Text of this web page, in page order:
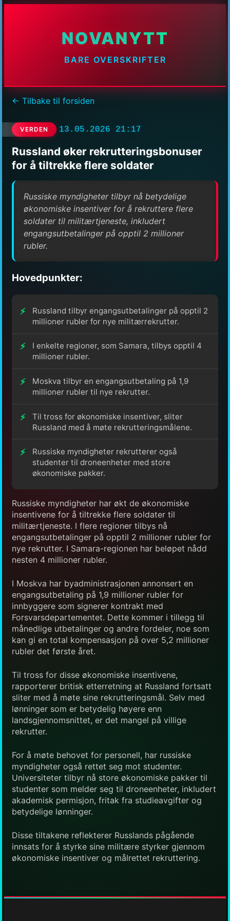
NOVANYTT
BARE OVERSKRIFTER
← Tilbake til forsiden
VERDEN 13.05.2026 21:17
Russland øker rekrutteringsbonuser
for å tiltrekke flere soldater
Russiske myndigheter tilbyr nå betydelige
økonomiske insentiver for å rekruttere flere
soldater til militærtjeneste, inkludert
engangsutbetalinger på opptil 2 millioner
rubler.
Hovedpunkter:
Russland tilbyr engangsutbetalinger på opptil 2
millioner rubler for nye militærrekrutter.
I enkelte regioner, som Samara, tilbys opptil 4
millioner rubler.
Moskva tilbyr en engangsutbetaling på 1,9
millioner rubler til nye rekrutter.
Til tross for økonomiske insentiver, sliter
Russland med å møte rekrutteringsmålene.
Russiske myndigheter rekrutterer også
studenter til droneenheter med store
økonomiske pakker.
Russiske myndigheter har økt de økonomiske
insentivene for å tiltrekke flere soldater til
militærtjeneste. I flere regioner tilbys nå
engangsutbetalinger på opptil 2 millioner rubler for
nye rekrutter. I Samara-regionen har beløpet nådd
nesten 4 millioner rubler.
I Moskva har byadministrasjonen annonsert en
engangsutbetaling på 1,9 millioner rubler for
innbyggere som signerer kontrakt med
Forsvarsdepartementet. Dette kommer i tillegg til
månedlige utbetalinger og andre fordeler, noe som
kan gi en total kompensasjon på over 5,2 millioner
rubler det første året.
Til tross for disse økonomiske insentivene,
rapporterer britisk etterretning at Russland fortsatt
sliter med å møte sine rekrutteringsmål. Selv med
lønninger som er betydelig høyere enn
landsgjennomsnittet, er det mangel på villige
rekrutter.
For å møte behovet for personell, har russiske
myndigheter også rettet seg mot studenter.
Universiteter tilbyr nå store økonomiske pakker til
studenter som melder seg til droneenheter, inkludert
akademisk permisjon, fritak fra studieavgifter og
betydelige lønninger.
Disse tiltakene reflekterer Russlands pågående
innsats for å styrke sine militære styrker gjennom
økonomiske insentiver og målrettet rekruttering.